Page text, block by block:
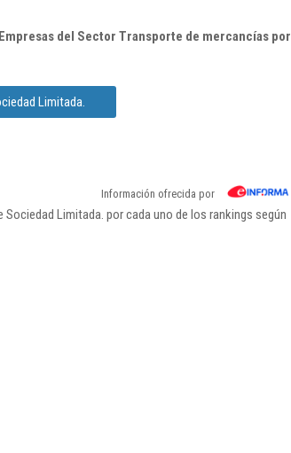
del Sector Transporte de mercancías por
Limitada.
Información ofrecida por
Limitada. por cada uno de los rankings según